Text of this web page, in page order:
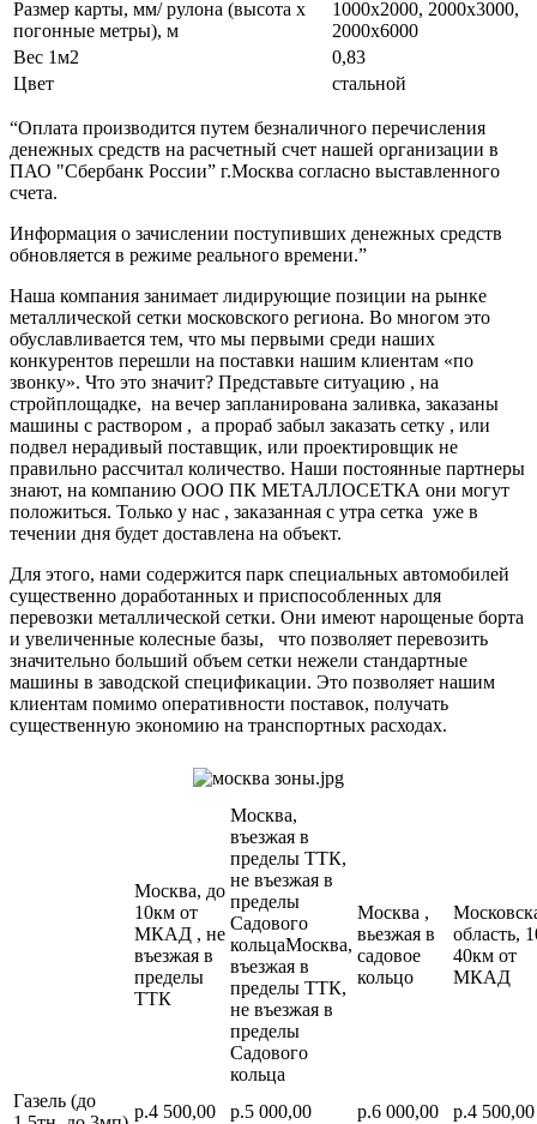
Размер карты, мм/ рулона (высота х
погонные метры), м
1000х2000, 2000х3000,
2000х6000
Вес 1м2
0,83
Цвет
стальной
“Оплата производится путем безналичного перечисления
денежных средств на расчетный счет нашей организации в
ПАО "Сбербанк России” г.Москва согласно выставленного
счета.
Информация о зачислении поступивших денежных средств
обновляется в режиме реального времени.”
Наша компания занимает лидирующие позиции на рынке
металлической сетки московского региона. Во многом это
обуславливается тем, что мы первыми среди наших
конкурентов перешли на поставки нашим клиентам «по
звонку». Что это значит? Представьте ситуацию , на
стройплощадке, на вечер запланирована заливка, заказаны
машины с раствором , а прораб забыл заказать сетку , или
подвел нерадивый поставщик, или проектировщик не
правильно рассчитал количество. Наши постоянные партнеры
знают, на компанию ООО ПК МЕТАЛЛОСЕТКА они могут
положиться. Только у нас , заказанная с утра сетка уже в
течении дня будет доставлена на объект.
Для этого, нами содержится парк специальных автомобилей
существенно доработанных и приспособленных для
перевозки металлической сетки. Они имеют нарощеные борта
и увеличенные колесные базы, что позволяет перевозить
значительно больший объем сетки нежели стандартные
машины в заводской спецификации. Это позволяет нашим
клиентам помимо оперативности поставок, получать
существенную экономию на транспортных расходах.
Москва, до
10км от
МКАД , не
въезжая в
пределы
ТТК
Москва,
въезжая в
пределы ТТК,
не въезжая в
пределы
Садового
кольцаМосква,
въезжая в
пределы ТТК,
не въезжая в
пределы
Садового
кольца
Москва ,
вьезжая в
садовое
кольцо
область,
40км от
МКАД
Газель (до
р.4 500,00 р.5 000,00 р.6 000,00 р.4 500,00